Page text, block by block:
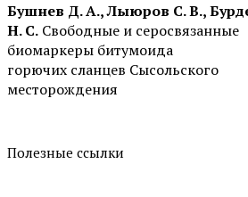
Бушнев Д. А., Лыюров С. В.,
Н. С. Свободные и серосвязанные
биомаркеры битумоида
горючих сланцев Сысольского
месторождения
Полезные ссылки